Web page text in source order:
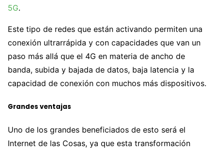
5G.
Este tipo de redes que están activando permiten una
conexión ultrarrápida y con capacidades que van un
paso más allá que el 4G en materia de ancho de
banda, subida y bajada de datos, baja latencia y la
capacidad de conexión con muchos más dispositivos.
Grandes ventajas
Uno de los grandes beneficiados de esto será el
Internet de las Cosas, ya que esta transformación